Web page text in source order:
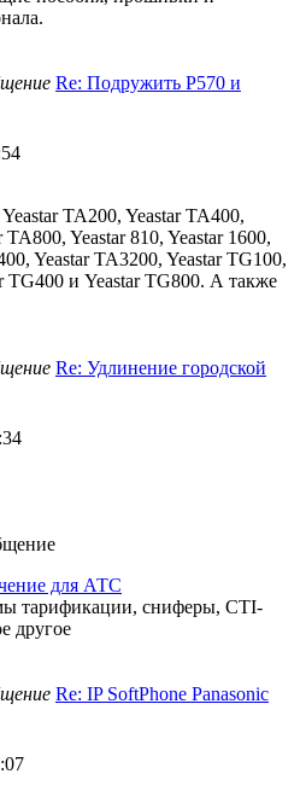
Re: Подружить P570 и
TA200, Yeastar TA400,
Yeastar 810, Yeastar 1600,
Yeastar TA3200, Yeastar TG100,
TG400 и Yeastar TG800. А также
Re: Удлинение городской
для АТС
тарификации, сниферы, CTI-
другое
Re: IP SoftPhone Panasonic